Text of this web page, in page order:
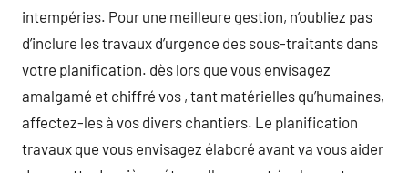
intempéries. Pour une meilleure gestion, n’oubliez pas
d’inclure les travaux d’urgence des sous-traitants dans
votre planification. dès lors que vous envisagez
amalgamé et chiffré vos , tant matérielles qu’humaines,
affectez-les à vos divers chantiers. Le planification
travaux que vous envisagez élaboré avant va vous aider